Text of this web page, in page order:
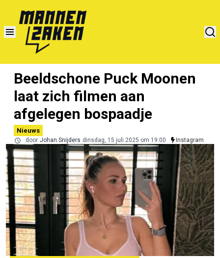
Beeldschone Puck Moonen
laat zich filmen aan
afgelegen bospaadje
Nieuws
door Johan Snijders dinsdag, 15 juli 2025 om 19:00 Instagram